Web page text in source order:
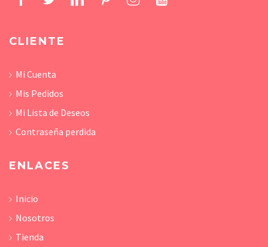
CLIENTE
Mi Cuenta
Mis Pedidos
Mi Lista de Deseos
Contraseña perdida
ENLACES
Inicio
Nosotros
Tienda